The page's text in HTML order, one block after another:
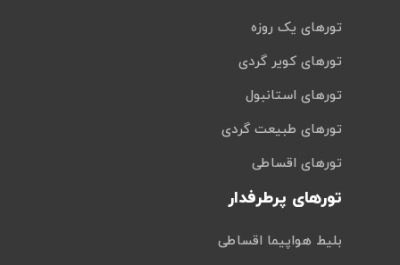
تورهای یک روزه
تورهای کویر گردی
تورهای استانبول
تورهای طبیعت گردی
تورهای اقساطی
تورهای پرطرفدار
بلیط هواپیما اقساطی